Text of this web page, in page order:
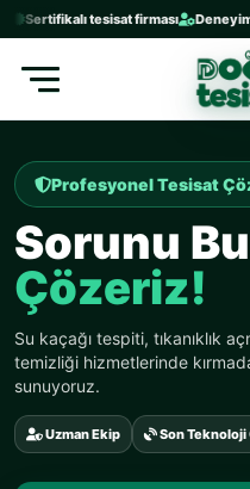
tesisat firması Deneyimli
Profesyonel Tesisat
Sorunu
Çözeriz!
Su kaçağı tespiti, tıkanıklık
temizliği hizmetlerinde
sunuyoruz.
Uzman Ekip Son Teknoloji